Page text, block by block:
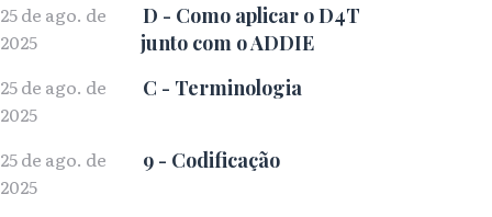
25 de ago. de
2025
D - Como aplicar o D4T
junto com o ADDIE
25 de ago. de
2025
C - Terminologia
25 de ago. de
2025
9 - Codificação